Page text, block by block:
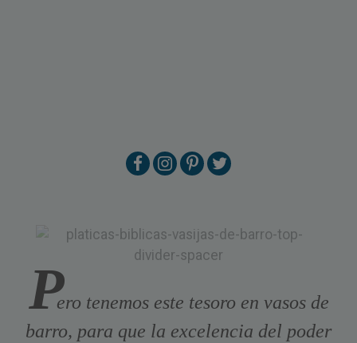
Pero tenemos este tesoro en vasos de
barro, para que la excelencia del poder